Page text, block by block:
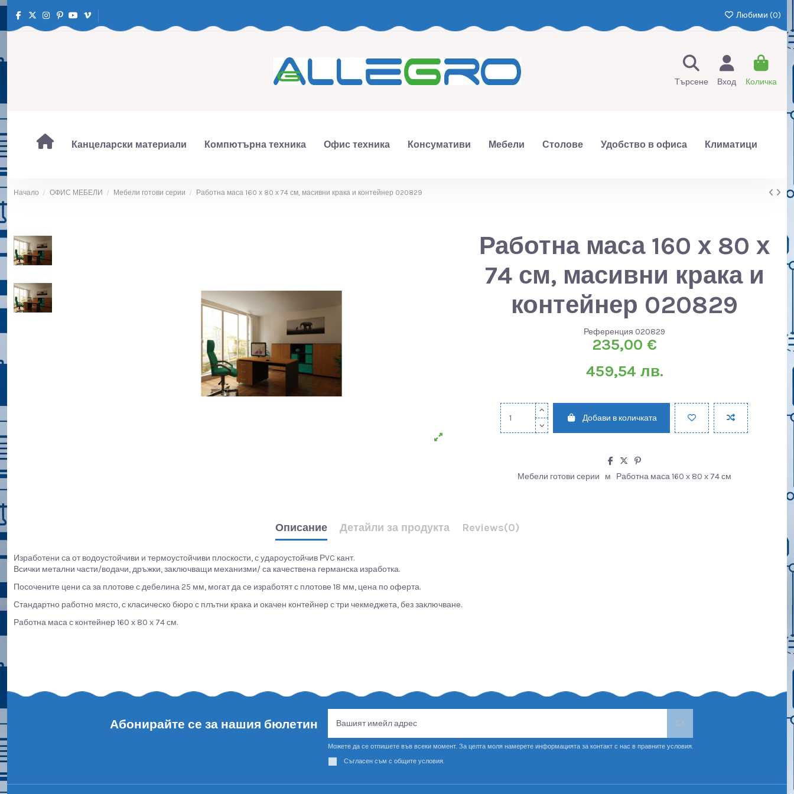
Любими (0)
Търсене Вход Количка
Канцеларски материали Компютърна техника Офис техника Консумативи Мебели Столове Удобство в офиса Климатици
Начало ОФИС МЕБЕЛИ Мебели готови серии Работна маса 160 х 80 х 74 см, масивни крака и контейнер 020829
Работна маса 160 х 80 х
74 см, масивни крака и
контейнер 020829
Референция 020829
235,00 €
459,54 лв.
Добави в количката
Мебели готови серии м Работна маса 160 х 80 х 74 см
Описание Детайли за продукта Reviews(0)
Изработени са от водоустойчиви и термоустойчиви плоскости, с удароустойчив РVC кант.
Всички метални части/водачи, дръжки, заключващи механизми/ са качествена германска изработка.
Посочените цени са за плотове с дебелина 25 мм, могат да се изработят с плотове 18 мм, цена по оферта.
Стандартно работно място, с класическо бюро с плътни крака и окачен контейнер с три чекмеджета, без заключване.
Работна маса с контейнер 160 х 80 х 74 см.
Абонирайте се за нашия бюлетин
Можете да се отпишете във всеки момент. За целта моля намерете информацията за контакт с нас в правните условия.
Съгласен съм с общите условия.